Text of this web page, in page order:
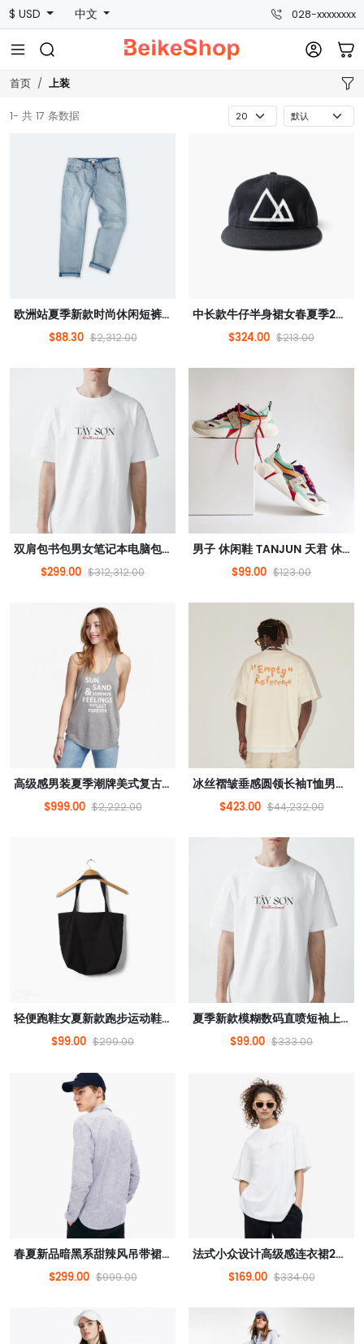
$ USD 中文 028-xxxxxxxx
首页 上装
1- 共 17 条数据
欧洲站夏季新款时尚休闲短裤热裤女裤运动家具纯棉韩版宽松百搭裤
$88.30 $2,312.00
中长款牛仔半身裙女春夏季2021新款薄款高腰开叉包臀长裙A字裙子
$324.00 $213.00
双肩包书包男女笔记本电脑包时尚潮流旅行背包
$299.00 $312,312.00
男子 休闲鞋 TANJUN 天君 休闲鞋 运动鞋 812654
$99.00 $123.00
高级感男装夏季潮牌美式复古短袖t恤男士重磅纯棉宽松半袖男体恤
$999.00 $2,222.00
冰丝褶皱垂感圆领长袖T恤男宽松薄款高级感v领男装上衣
$423.00 $44,232.00
轻便跑鞋女夏新款跑步运动鞋减震软底网面透气休闲运动鞋女鞋
$99.00 $299.00
夏季新款模糊数码直喷短袖上衣男装情侣纯棉t恤ins潮
$99.00 $333.00
春夏新品暗黑系甜辣风吊带裙欧根纱蓬蓬裙冷淡法式连衣裙女
$299.00 $999.00
法式小众设计高级感连衣裙2022年新款收腰显瘦中长款裙子女夏
$169.00 $334.00